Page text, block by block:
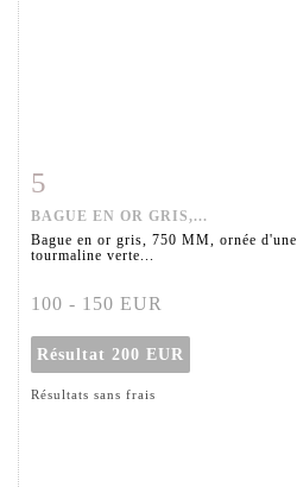
5
BAGUE EN OR GRIS,...
Bague en or gris, 750 MM, ornée d'une
tourmaline verte...
100 - 150 EUR
Résultat 200 EUR
Résultats sans frais